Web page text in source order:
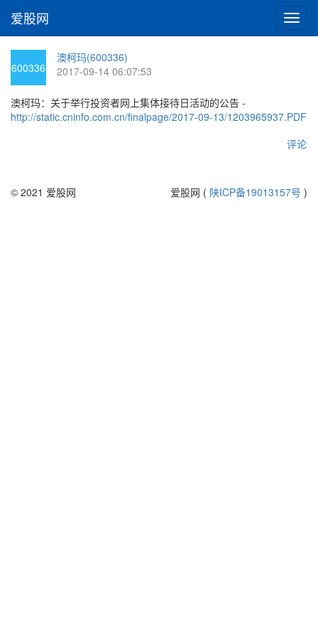
切
换
爱股网
600336
澳柯玛(600336)
2017-09-14 06:07:53
澳柯玛：关于举行投资者网上集体接待日活动的公告 -
http://static.cninfo.com.cn/finalpage/2017-09-13/1203965937.PDF
评论
© 2021 爱股网 爱股网 ( 陕ICP备19013157号 )